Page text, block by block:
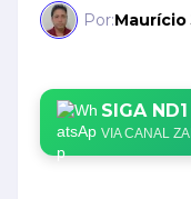
Por:Maurício
SIGA ND1
VIA CANAL